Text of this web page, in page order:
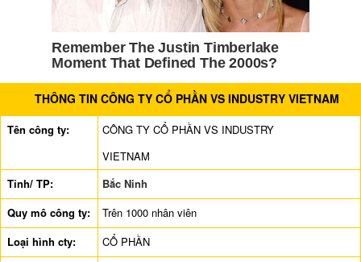
THÔNG TIN CÔNG TY CỔ PHẦN VS INDUSTRY VIETNAM
Tên công ty:
CÔNG TY CỔ PHẦN VS INDUSTRY
VIETNAM
Tỉnh/ TP:
Bắc Ninh
Quy mô công ty:
Trên 1000 nhân viên
Loại hình cty:
CỔ PHẦN